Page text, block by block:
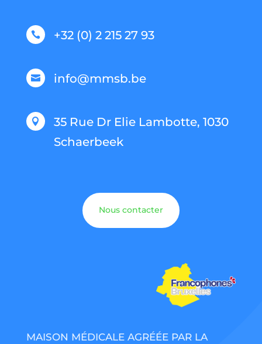
 +32 (0) 2 215 27 93
 info@mmsb.be

35 Rue Dr Elie Lambotte, 1030
Schaerbeek
Nous contacter
MAISON MÉDICALE AGRÉÉE PAR LA